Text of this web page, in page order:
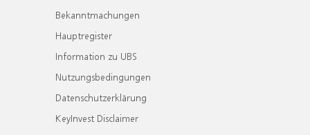
Bekanntmachungen
Hauptregister
Information zu UBS
Nutzungsbedingungen
Datenschutzerklärung
KeyInvest Disclaimer